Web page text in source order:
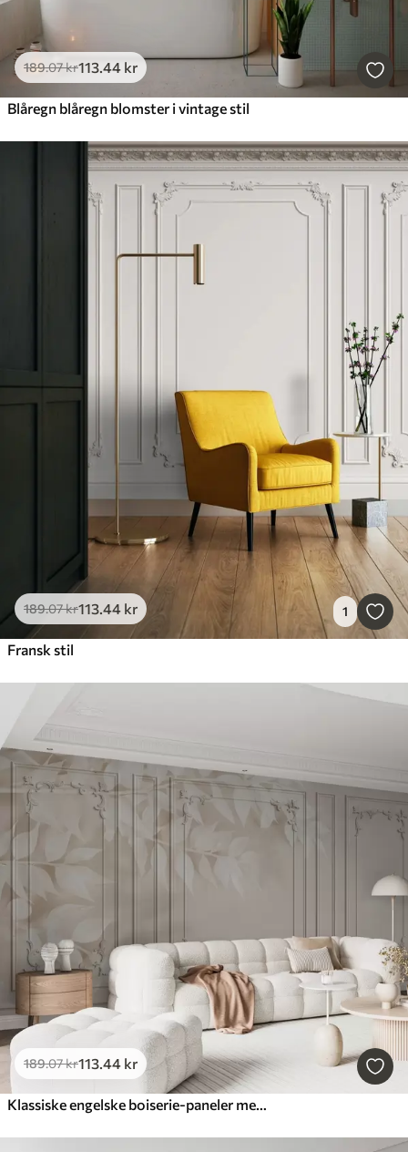
189.07kr113.44 kr
Blåregn blåregn blomster i vintage stil
189.07kr113.44 kr 1
Fransk stil
189.07kr113.44 kr
Klassiske engelske boiserie-paneler med blade